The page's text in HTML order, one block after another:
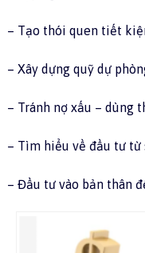
– Tạo thói quen tiết
– Xây dựng quỹ dự
– Tránh nợ xấu – dùng
– Tìm hiểu về đầu tư từ
– Đầu tư vào bản thân